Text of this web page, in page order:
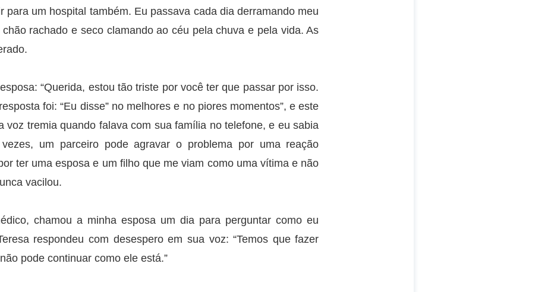
para um hospital também. Eu passava cada dia derramando meu
rachado e seco clamando ao céu pela chuva e pela vida. As
“Querida, estou tão triste por você ter que passar por isso.
foi: “Eu disse” no melhores e no piores momentos”, e este
voz tremia quando falava com sua família no telefone, e eu sabia
um parceiro pode agravar o problema por uma reação
ter uma esposa e um filho que me viam como uma vítima e não
vacilou.
chamou a minha esposa um dia para perguntar como eu
respondeu com desespero em sua voz: “Temos que fazer
pode continuar como ele está.”